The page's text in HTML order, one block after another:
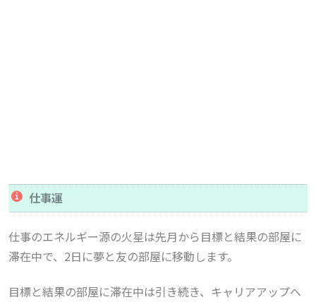
仕事運
仕事のエネルギー源の火星は先月から目標と結果の部屋に
滞在中で、2日に夢と友の部屋に移動します。
目標と結果の部屋に滞在中は引き続き、キャリアアップへ